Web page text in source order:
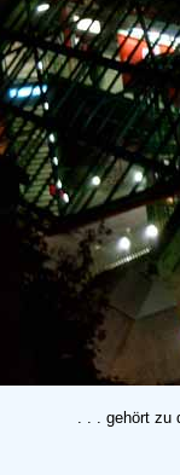
. . . gehört zu